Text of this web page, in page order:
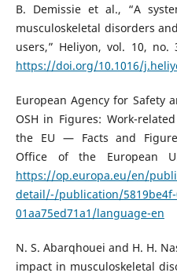
B. Demissie et al., “A
musculoskeletal disorders
users,” Heliyon, vol. 10,
https://doi.org/10.1016/
European Agency for Safety
OSH in Figures: Work-
the EU — Facts and
Office of the European
https://op.europa.eu/en/
detail/-/publication/5819be4f-
01aa75ed71a1/language-en
N. S. Abarqhouei and H. H.
impact in musculoskeletal